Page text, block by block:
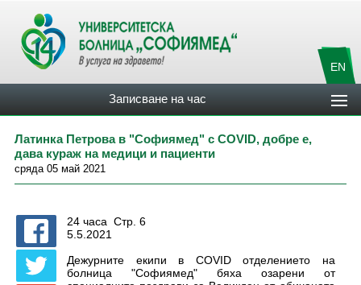
EN
Записване на час
Латинка Петрова в "Софиямед" с COVID, добре е,
дава кураж на медици и пациенти
сряда 05 май 2021
24 часа Стр. 6
5.5.2021
Дежурните екипи в COVID отделението на
болница "Софиямед" бяха озарени от